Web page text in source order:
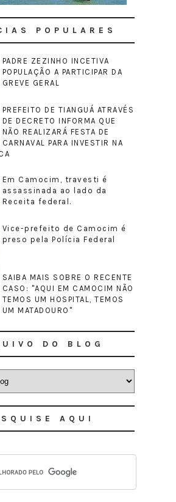
POPULARES
PADRE ZEZINHO INCETIVA
POPULAÇÃO A PARTICIPAR DA
GREVE GERAL
PREFEITO DE TIANGUÁ ATRAVÉS
DE DECRETO INFORMA QUE
NÃO REALIZARÁ FESTA DE
CARNAVAL PARA INVESTIR NA
Em Camocim, travesti é
assassinada ao lado da
Receita federal.
Vice-prefeito de Camocim é
preso pela Polícia Federal
SAIBA MAIS SOBRE O RECENTE
CASO: "AQUI EM CAMOCIM NÃO
TEMOS UM HOSPITAL, TEMOS
UM MATADOURO"
DO BLOG
AQUI